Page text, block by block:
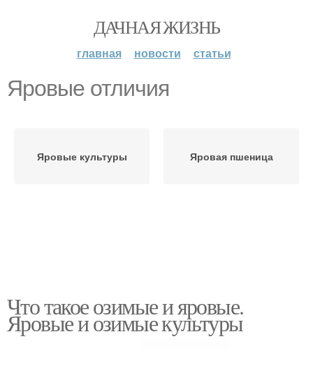
ДАЧНАЯ ЖИЗНЬ
главная новости статьи
Яровые отличия
Яровые культуры Яровая пшеница
Что такое озимые и яровые.
Яровые и озимые культуры